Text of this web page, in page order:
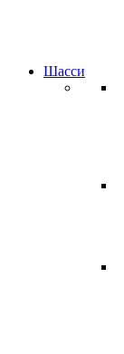
Шасси